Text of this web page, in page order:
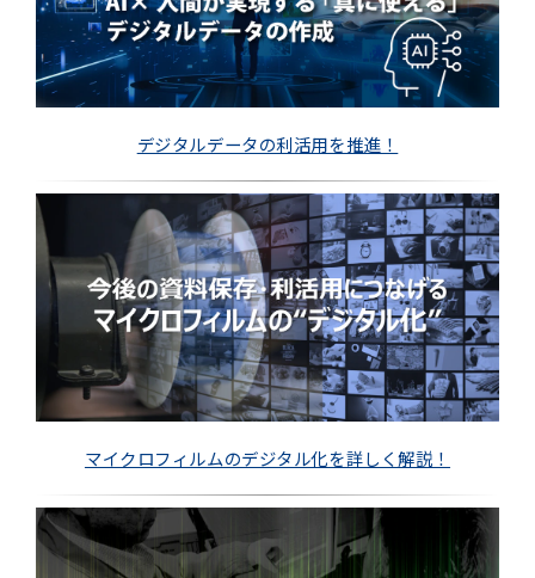
デジタルデータの利活用を推進！
マイクロフィルムのデジタル化を詳しく解説！